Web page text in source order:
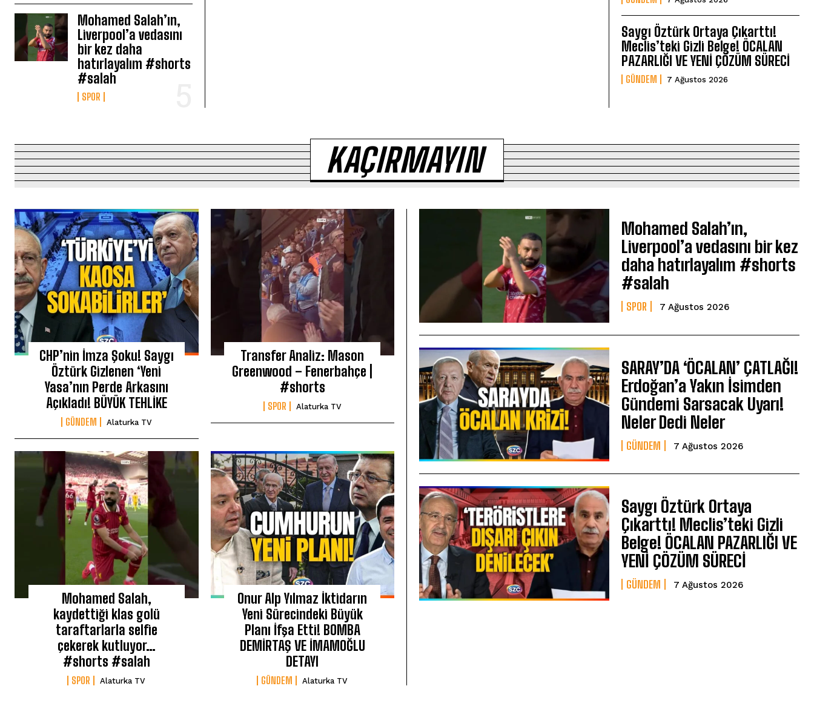
Mohamed Salah’ın,
Liverpool’a vedasını
bir kez daha
hatırlayalım #shorts
#salah
SPOR
Saygı Öztürk Ortaya Çıkarttı!
Meclis’teki Gizli Belge! ÖCALAN
PAZARLIĞI VE YENİ ÇÖZÜM SÜRECİ
GÜNDEM 7 Ağustos 2026
KAÇIRMAYIN
CHP’nin İmza Şoku! Saygı
Öztürk Gizlenen ‘Yeni
Yasa’nın Perde Arkasını
Açıkladı! BÜYÜK TEHLİKE
GÜNDEM Alaturka TV
Transfer Analiz: Mason
Greenwood – Fenerbahçe |
#shorts
SPOR Alaturka TV
Mohamed Salah,
kaydettiği klas golü
taraftarlarla selfie
çekerek kutluyor…
#shorts #salah
SPOR Alaturka TV
Onur Alp Yılmaz İktidarın
Yeni Sürecindeki Büyük
Planı İfşa Etti! BOMBA
DEMİRTAŞ VE İMAMOĞLU
DETAYI
GÜNDEM Alaturka TV
Mohamed Salah’ın,
Liverpool’a vedasını bir kez
daha hatırlayalım #shorts
#salah
SPOR 7 Ağustos 2026
SARAY’DA ‘ÖCALAN’ ÇATLAĞI!
Erdoğan’a Yakın İsimden
Gündemi Sarsacak Uyarı!
Neler Dedi Neler
GÜNDEM 7 Ağustos 2026
Saygı Öztürk Ortaya
Çıkarttı! Meclis’teki Gizli
Belge! ÖCALAN PAZARLIĞI VE
YENİ ÇÖZÜM SÜRECİ
GÜNDEM 7 Ağustos 2026